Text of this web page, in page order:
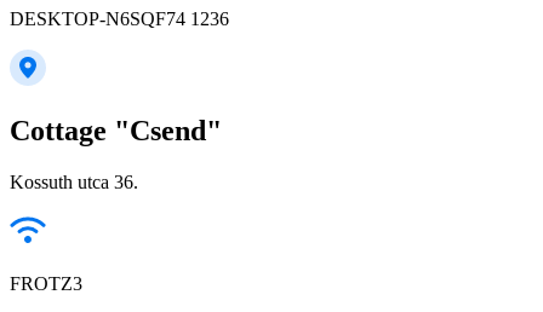
DESKTOP-N6SQF74 1236
Cottage "Csend"
Kossuth utca 36.
FROTZ3